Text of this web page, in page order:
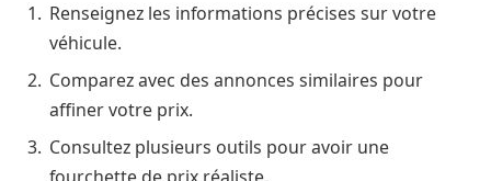
Renseignez les informations précises sur votre
véhicule.
Comparez avec des annonces similaires pour
affiner votre prix.
Consultez plusieurs outils pour avoir une